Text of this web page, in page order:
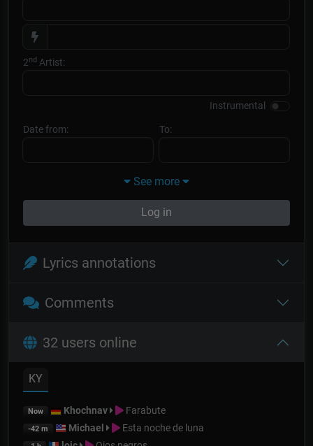
2nd Artist:
Instrumental
Date from: To:
See more
Log in
Lyrics annotations
Comments
32 users online
KY
Now Khochnav Farabute
-42 m Michael Esta noche de luna